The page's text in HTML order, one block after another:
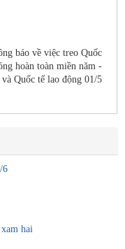
báo về việc treo Quốc
hoàn toàn miền năm -
Quốc tế lao động 01/5
6
hai